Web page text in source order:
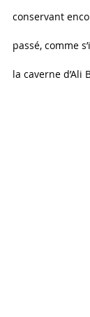
conservant
passé, comme
la caverne d’Ali